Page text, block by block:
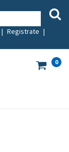
| Registrate |
0